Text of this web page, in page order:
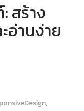
สร้าง
อ่านง่าย
,